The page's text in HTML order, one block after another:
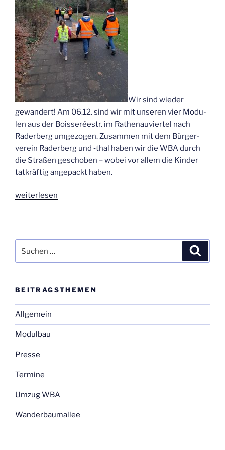
Wir sind wie­der
gewan­dert! Am 06.12. sind wir mit unse­ren vier Modu­
len aus der Bois­se­réestr. im Rathen­au­vier­tel nach
Rader­berg umge­zo­gen. Zusam­men mit dem Bür­ger­
ver­ein Rader­berg und ‑thal haben wir die WBA durch
die Stra­ßen gescho­ben – wobei vor allem die Kin­der
tat­kräf­tig ange­packt haben.
„Wan­
wei­ter­le­sen
nach:
BEI­TRAGS­THE­MEN
Allgemein
Modulbau
Presse
Termine
Umzug WBA
Wanderbaumallee